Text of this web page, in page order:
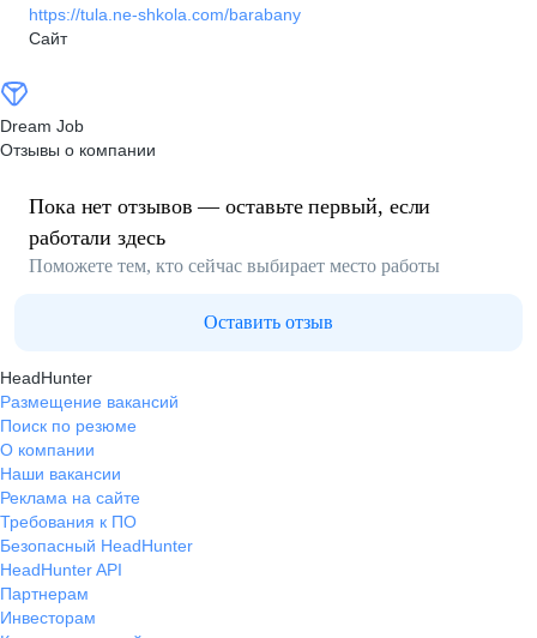
https://tula.ne-shkola.com/barabany
Сайт
Dream Job
Отзывы о компании
Пока нет отзывов — оставьте первый, если
работали здесь
Поможете тем, кто сейчас выбирает место работы
Оставить отзыв
HeadHunter
Размещение вакансий
Поиск по резюме
О компании
Наши вакансии
Реклама на сайте
Требования к ПО
Безопасный HeadHunter
HeadHunter API
Партнерам
Инвесторам